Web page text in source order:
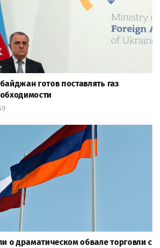
готов поставлять газ
о драматическом обвале торговли с